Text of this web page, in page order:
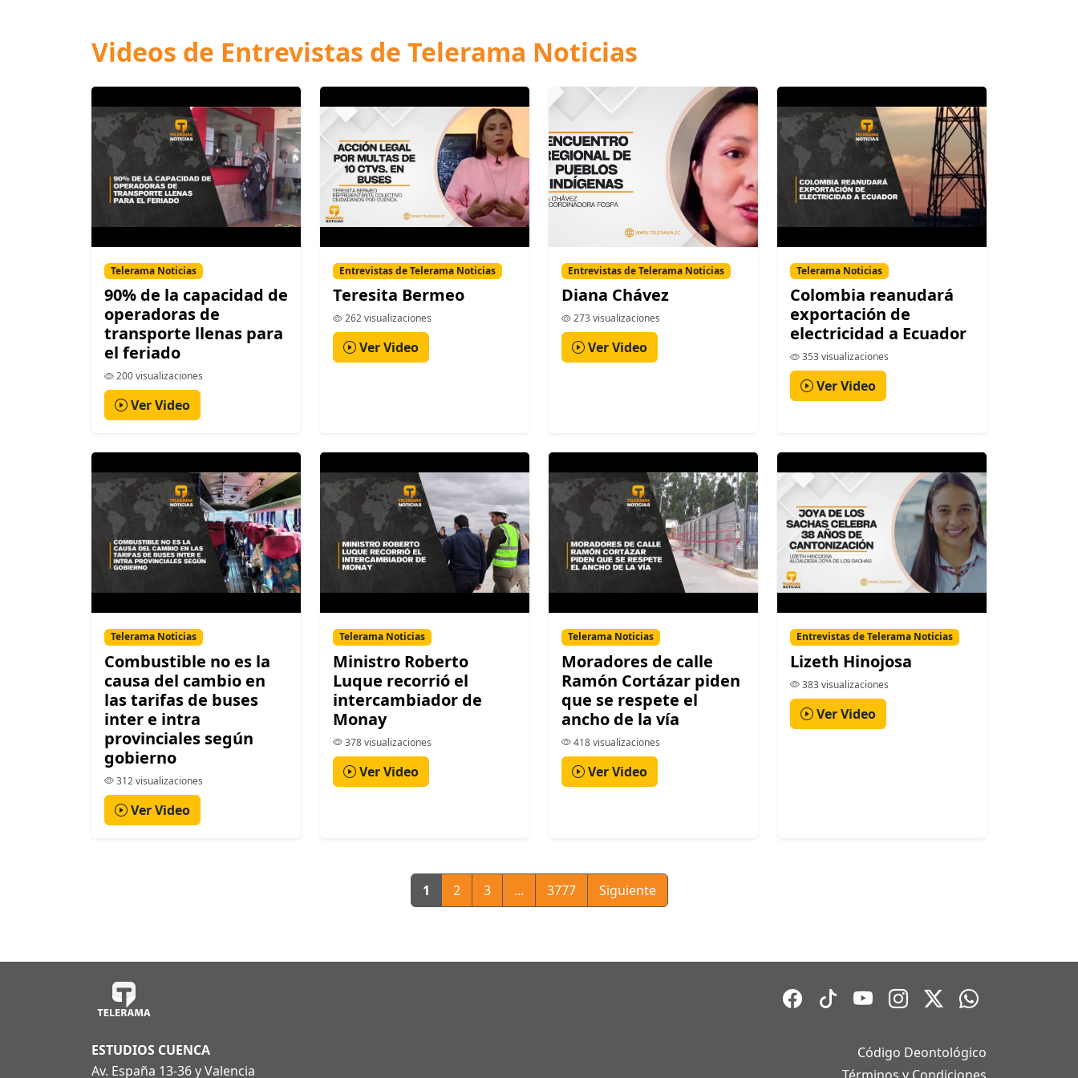
Videos de Entrevistas de Telerama Noticias
Telerama Noticias
90% de la capacidad de
operadoras de
transporte llenas para
el feriado
200 visualizaciones
Ver Video
Entrevistas de Telerama Noticias
Teresita Bermeo
262 visualizaciones
Ver Video
Entrevistas de Telerama Noticias
Diana Chávez
273 visualizaciones
Ver Video
Telerama Noticias
Colombia reanudará
exportación de
electricidad a Ecuador
353 visualizaciones
Ver Video
Telerama Noticias
Combustible no es la
causa del cambio en
las tarifas de buses
inter e intra
provinciales según
gobierno
312 visualizaciones
Ver Video
Telerama Noticias
Ministro Roberto
Luque recorrió el
intercambiador de
Monay
378 visualizaciones
Ver Video
Telerama Noticias
Moradores de calle
Ramón Cortázar piden
que se respete el
ancho de la vía
418 visualizaciones
Ver Video
Entrevistas de Telerama Noticias
Lizeth Hinojosa
383 visualizaciones
Ver Video
1 2 3 ... 3777 Siguiente
ESTUDIOS CUENCA
Av. España 13-36 y Valencia
Código Deontológico
Términos y Condiciones